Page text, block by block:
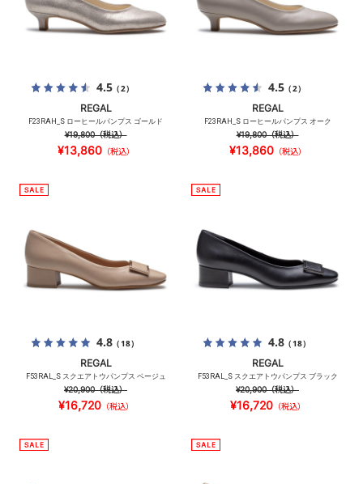
4.5（2）
REGAL
F23RAH_S ローヒールパンプス ゴールド
¥19,800（税込）
¥13,860（税込）
4.5（2）
REGAL
F23RAH_S ローヒールパンプス オーク
¥19,800（税込）
¥13,860（税込）
4.8（18）
REGAL
F53RAL_S スクエアトウパンプス ベージュ
¥20,900（税込）
¥16,720（税込）
4.8（18）
REGAL
F53RAL_S スクエアトウパンプス ブラック
¥20,900（税込）
¥16,720（税込）